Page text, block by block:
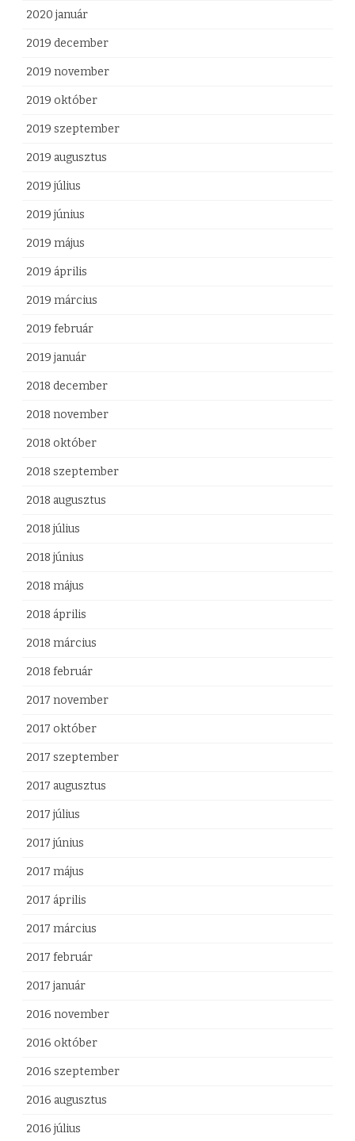
2020 január
2019 december
2019 november
2019 október
2019 szeptember
2019 augusztus
2019 július
2019 június
2019 május
2019 április
2019 március
2019 február
2019 január
2018 december
2018 november
2018 október
2018 szeptember
2018 augusztus
2018 július
2018 június
2018 május
2018 április
2018 március
2018 február
2017 november
2017 október
2017 szeptember
2017 augusztus
2017 július
2017 június
2017 május
2017 április
2017 március
2017 február
2017 január
2016 november
2016 október
2016 szeptember
2016 augusztus
2016 július